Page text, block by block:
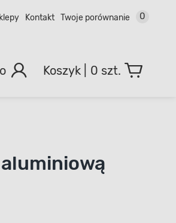
Kontakt Twoje porównanie 0
0 szt.